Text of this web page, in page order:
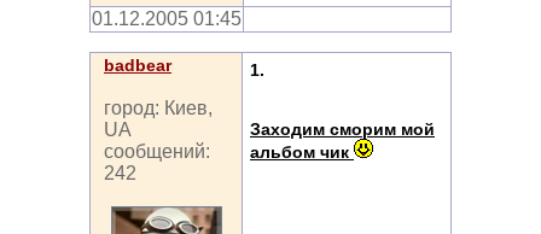
01.12.2005 01:45
badbear
город: Киев,
UA
сообщений:
242
1.
Заходим сморим мой
альбом чик